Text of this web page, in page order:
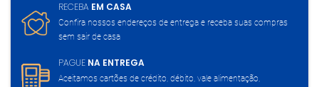
RECEBA EM CASA
Confira nossos endereços de entrega e receba suas compras
sem sair de casa
PAGUE NA ENTREGA
Aceitamos cartões de crédito, débito, vale alimentação,